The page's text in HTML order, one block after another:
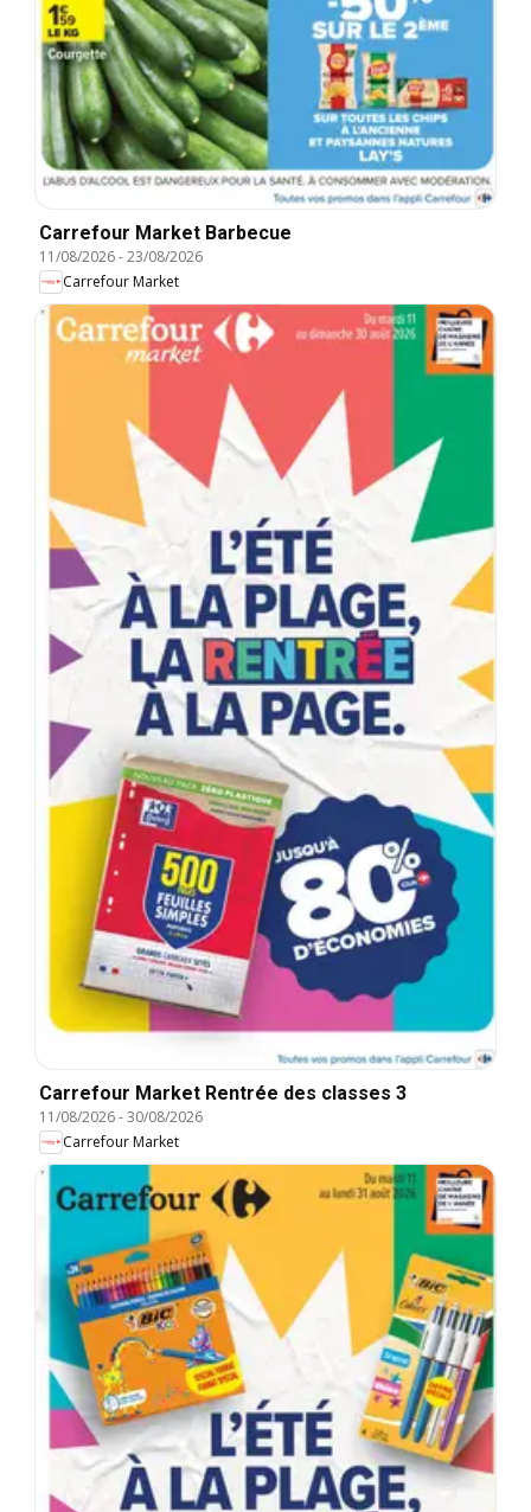
Carrefour Market Barbecue
11/08/2026-23/08/2026
Carrefour Market
Carrefour Market Rentrée des classes 3
11/08/2026-30/08/2026
Carrefour Market